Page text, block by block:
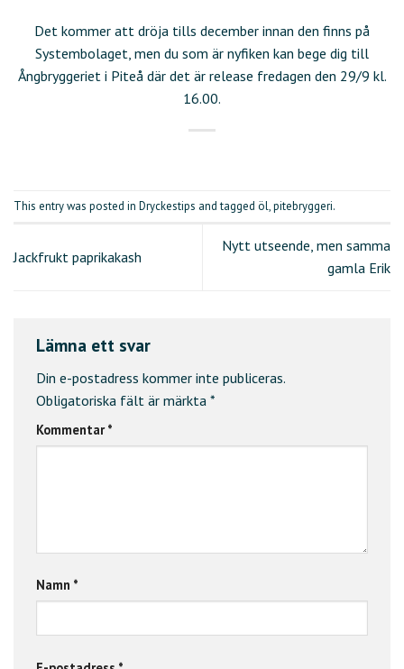
Det kommer att dröja tills december innan den finns på
Systembolaget, men du som är nyfiken kan bege dig till
Ångbryggeriet i Piteå där det är release fredagen den 29/9 kl.
16.00.
This entry was posted in Dryckestips and tagged öl,pitebryggeri.
Jackfrukt paprikakash
Nytt utseende, men samma
gamla Erik
Lämna ett svar
Din e-postadress kommer inte publiceras.
Obligatoriska fält är märkta *
Kommentar*
Namn *